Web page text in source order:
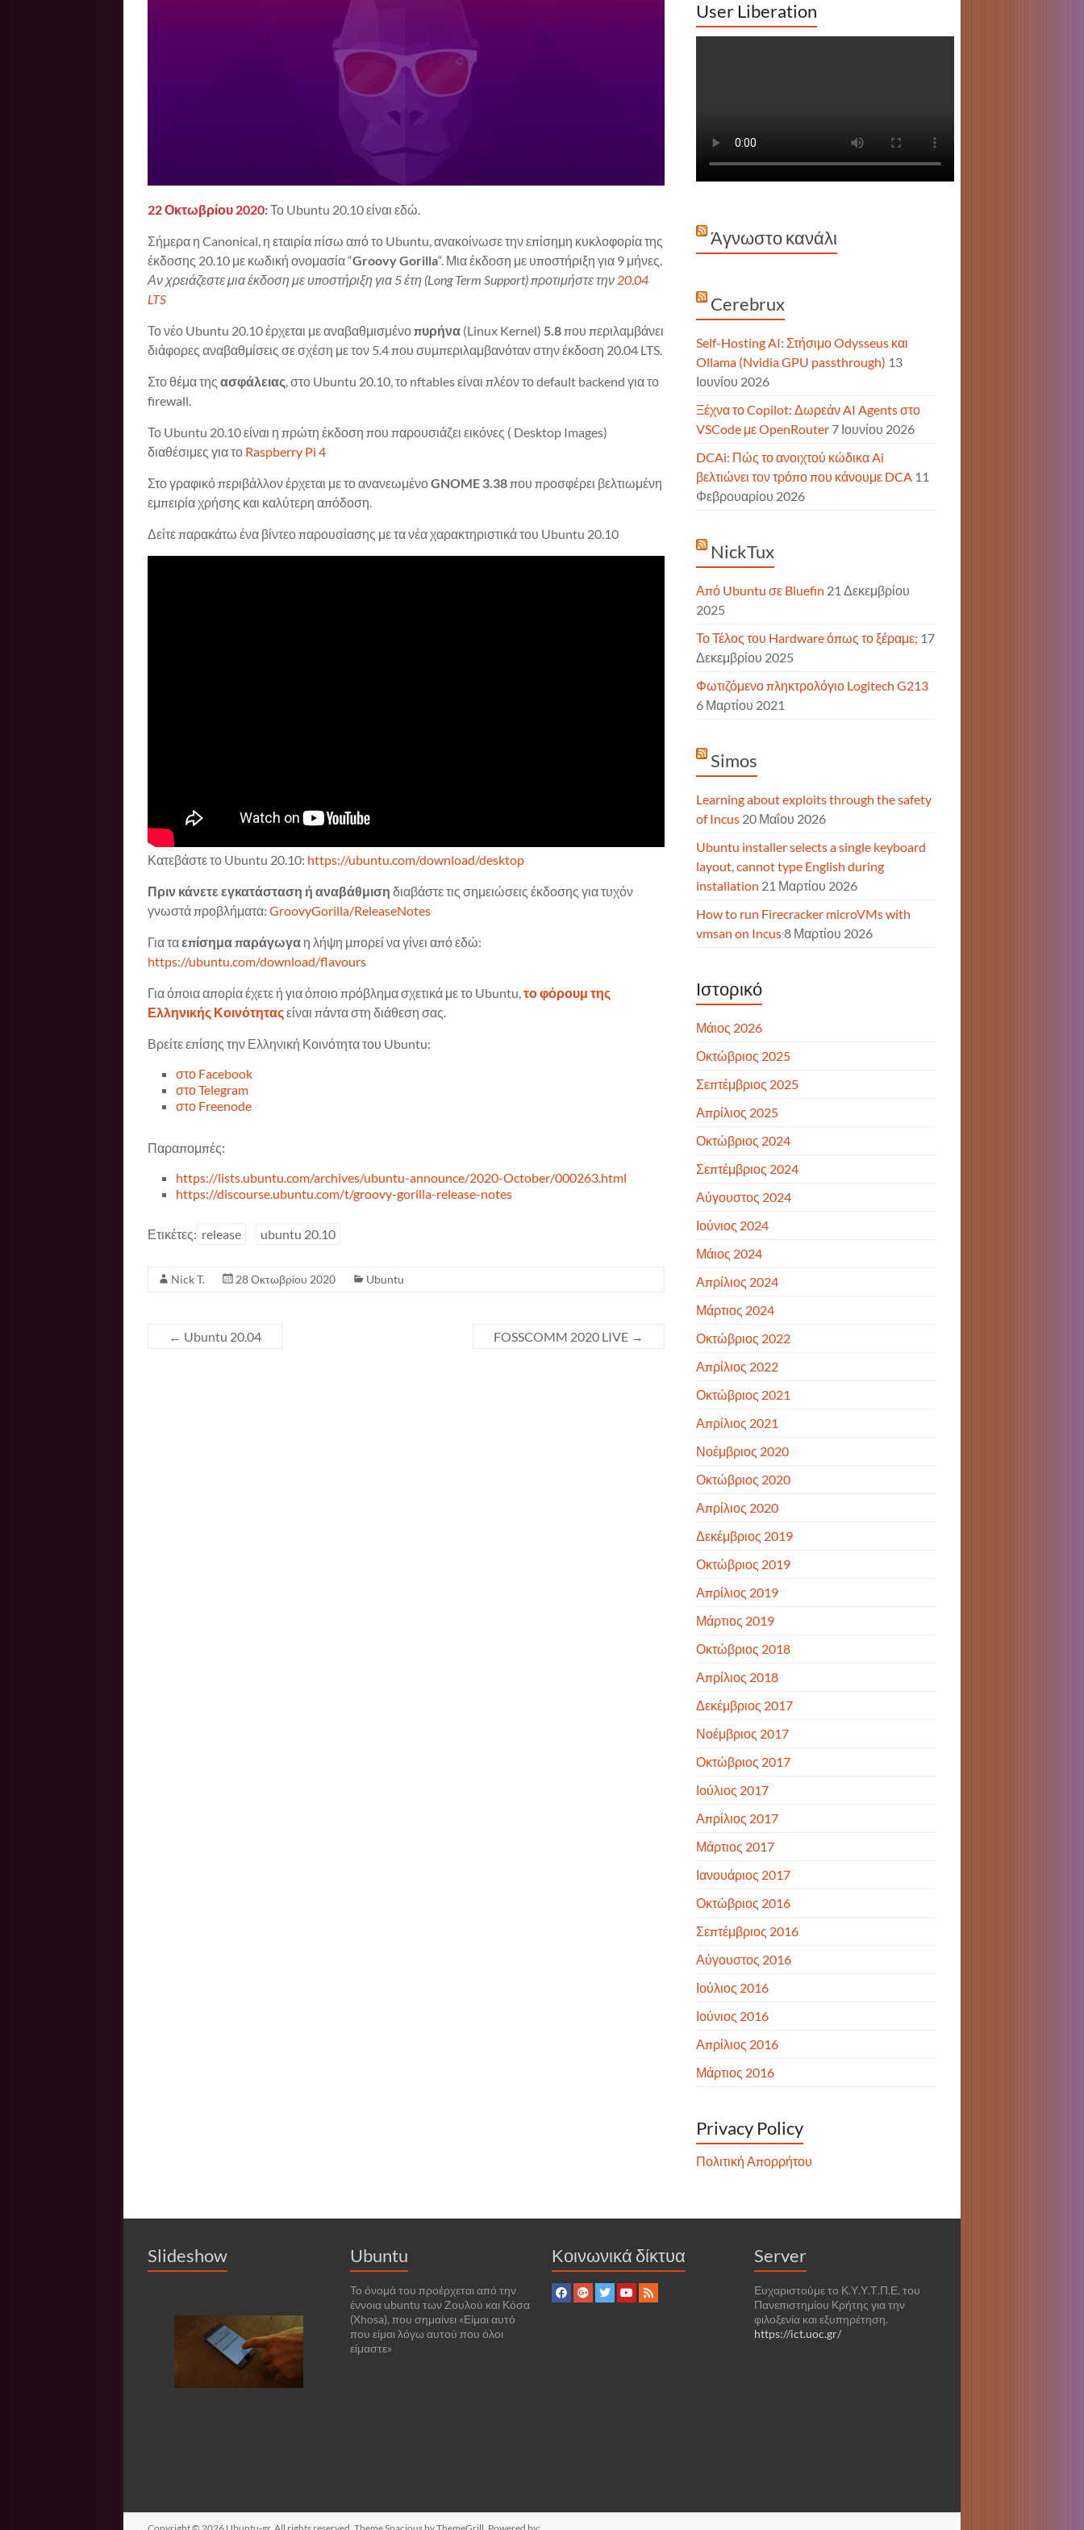
22 Οκτωβρίου 2020:Το Ubuntu 20.10 είναι εδώ.
Σήμερα η Canonical, η εταιρία πίσω από το Ubuntu, ανακοίνωσε την επίσημη κυκλοφορία της
έκδοσης 20.10 με κωδική ονομασία “Groovy Gorilla“. Μια έκδοση με υποστήριξη για 9 μήνες.
Αν χρειάζεστε μια έκδοση με υποστήριξη για 5 έτη (Long Term Support) προτιμήστε την 20.04
LTS
Το νέο Ubuntu 20.10 έρχεται με αναβαθμισμένοπυρήνα (Linux Kernel) 5.8που περιλαμβάνει
διάφορες αναβαθμίσεις σε σχέση με τον 5.4 που συμπεριλαμβανόταν στην έκδοση 20.04 LTS.
Στο θέμα της ασφάλειας, στο Ubuntu 20.10, το nftables είναι πλέον το default backend για το
firewall.
Το Ubuntu 20.10 είναι η πρώτη έκδοση που παρουσιάζει εικόνες ( Desktop Images)
διαθέσιμες για το Raspberry Pi 4
Στο γραφικό περιβάλλον έρχεται με το ανανεωμένοGNOME 3.38που προσφέρει βελτιωμένη
εμπειρία χρήσης και καλύτερη απόδοση.
Δείτε παρακάτω ένα βίντεο παρουσίασης με τα νέα χαρακτηριστικά του Ubuntu 20.10
Κατεβάστε το Ubuntu 20.10: https://ubuntu.com/download/desktop
Πριν κάνετε εγκατάσταση ή αναβάθμιση διαβάστε τις σημειώσεις έκδοσης για τυχόν
γνωστά προβλήματα: GroovyGorilla/ReleaseNotes
Για ταεπίσημα παράγωγα η λήψη μπορεί να γίνει από εδώ:
https://ubuntu.com/download/flavours
Για όποια απορία έχετε ή για όποιο πρόβλημα σχετικά με το Ubuntu,το φόρουμ της
Ελληνικής Κοινότηταςείναι πάντα στη διάθεση σας.
Βρείτε επίσης την Ελληνική Κοινότητα του Ubuntu:
στο Facebook
στο Telegram
στο Freenode
Παραπομπές:
https://lists.ubuntu.com/archives/ubuntu-announce/2020-October/000263.html
https://discourse.ubuntu.com/t/groovy-gorilla-release-notes
Ετικέτες: release ubuntu 20.10
Nick T. 28 Οκτωβρίου 2020 Ubuntu
← Ubuntu 20.04 FOSSCOMM 2020 LIVE →
User Liberation
Άγνωστο κανάλι
Cerebrux
Self-Hosting AI: Στήσιμο Odysseus και
Ollama (Nvidia GPU passthrough) 13
Ιουνίου 2026
Ξέχνα το Copilot: Δωρεάν AI Agents στο
VSCode με OpenRouter 7 Ιουνίου 2026
DCAi: Πώς το ανοιχτού κώδικα Ai
βελτιώνει τον τρόπο που κάνουμε DCA 11
Φεβρουαρίου 2026
NickTux
Από Ubuntu σε Bluefin 21 Δεκεμβρίου
2025
Το Τέλος του Hardware όπως το ξέραμε; 17
Δεκεμβρίου 2025
Φωτιζόμενο πληκτρολόγιο Logitech G213
6 Μαρτίου 2021
Simos
Learning about exploits through the safety
of Incus 20 Μαΐου 2026
Ubuntu installer selects a single keyboard
layout, cannot type English during
installation 21 Μαρτίου 2026
How to run Firecracker microVMs with
vmsan on Incus8 Μαρτίου 2026
Ιστορικό
Μάιος 2026
Οκτώβριος 2025
Σεπτέμβριος 2025
Απρίλιος 2025
Οκτώβριος 2024
Σεπτέμβριος 2024
Αύγουστος 2024
Ιούνιος 2024
Μάιος 2024
Απρίλιος 2024
Μάρτιος 2024
Οκτώβριος 2022
Απρίλιος 2022
Οκτώβριος 2021
Απρίλιος 2021
Νοέμβριος 2020
Οκτώβριος 2020
Απρίλιος 2020
Δεκέμβριος 2019
Οκτώβριος 2019
Απρίλιος 2019
Μάρτιος 2019
Οκτώβριος 2018
Απρίλιος 2018
Δεκέμβριος 2017
Νοέμβριος 2017
Οκτώβριος 2017
Ιούλιος 2017
Απρίλιος 2017
Μάρτιος 2017
Ιανουάριος 2017
Οκτώβριος 2016
Σεπτέμβριος 2016
Αύγουστος 2016
Ιούλιος 2016
Ιούνιος 2016
Απρίλιος 2016
Μάρτιος 2016
Privacy Policy
Πολιτική Απορρήτου
Slideshow Ubuntu
Το όνομά του προέρχεται από την
έννοια ubuntu των Ζουλού και Κόσα
(Xhosa), που σημαίνει «Είμαι αυτό
που είμαι λόγω αυτού που όλοι
είμαστε»
Κοινωνικά δίκτυα Server
Ευχαριστούμε το Κ.Υ.Υ.Τ.Π.Ε. του
Πανεπιστημίου Κρήτης για την
φιλοξενία και εξυπηρέτηση.
https://ict.uoc.gr/